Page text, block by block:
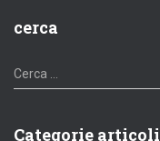
cerca
R
i
e
Cerca …
Categorie articoli